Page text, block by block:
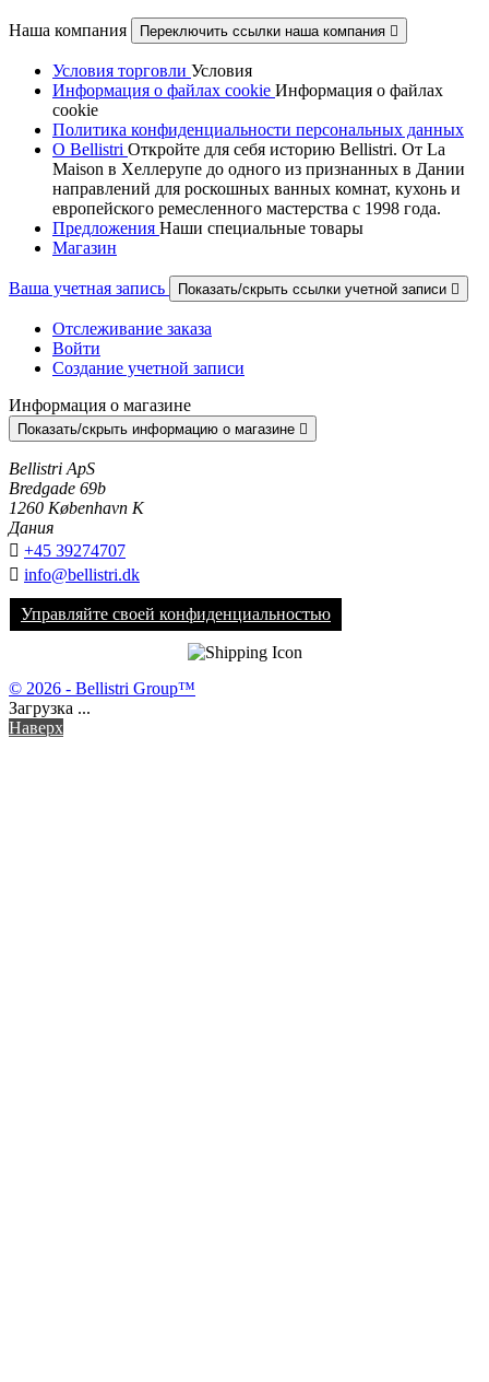
Наша компания Переключить ссылки наша компания 
Условия торговли Условия
Информация о файлах cookie Информация о файлах
cookie
Политика конфиденциальности персональных данных
О Bellistri Откройте для себя историю Bellistri. От La
Maison в Хеллерупе до одного из признанных в Дании
направлений для роскошных ванных комнат, кухонь и
европейского ремесленного мастерства с 1998 года.
Предложения Наши специальные товары
Магазин
Ваша учетная запись Показать/скрыть ссылки учетной записи 
Отслеживание заказа
Войти
Создание учетной записи
Информация о магазине
Показать/скрыть информацию о магазине 
Bellistri ApS
Bredgade 69b
1260 København K
Дания
 +45 39274707
 info@bellistri.dk
Управляйте своей конфиденциальностью
© 2026 - Bellistri Group™
Загрузка ...
Наверх